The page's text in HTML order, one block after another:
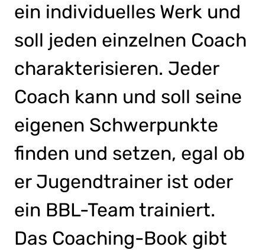
ein individuelles Werk und
soll jeden einzelnen Coach
charakterisieren. Jeder
Coach kann und soll seine
eigenen Schwerpunkte
finden und setzen, egal ob
er Jugendtrainer ist oder
ein BBL-Team trainiert.
Das Coaching-Book gibt